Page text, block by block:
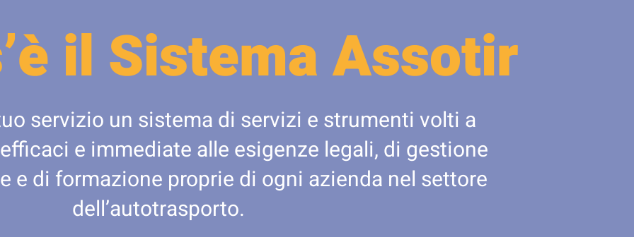
il Sistema Assotir
servizio un sistema di servizi e strumenti volti a
e immediate alle esigenze legali, di gestione
e di formazione proprie di ogni azienda nel settore
dell’autotrasporto.